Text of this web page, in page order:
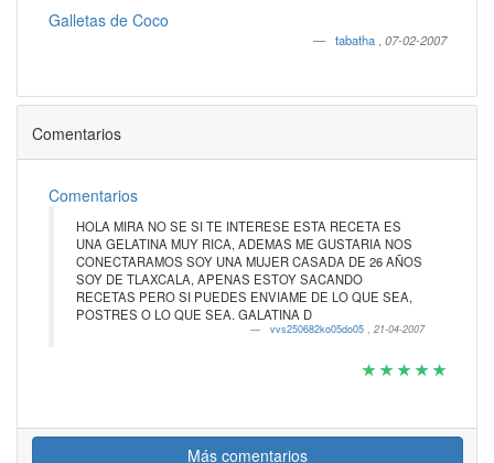
Galletas de Coco
tabatha 07-02-2007
Comentarios
Comentarios
HOLA MIRA NO SE SI TE INTERESE ESTA RECETA ES
UNA GELATINA MUY RICA, ADEMAS ME GUSTARIA NOS
CONECTARAMOS SOY UNA MUJER CASADA DE 26 AÑOS
SOY DE TLAXCALA, APENAS ESTOY SACANDO
RECETAS PERO SI PUEDES ENVIAME DE LO QUE SEA,
POSTRES O LO QUE SEA. GALATINA D
vvs250682ko05do05 , 21-04-2007
Más comentarios